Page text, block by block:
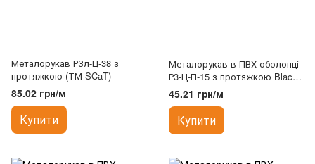
Металорукав РЗл-Ц-38 з
протяжкою (ТМ SCaT)
85.02 грн/м
Купити
Металорукав в ПВХ оболонці
Р3-Ц-П-15 з протяжкою Black
(ТМ SCaT)
45.21 грн/м
Купити